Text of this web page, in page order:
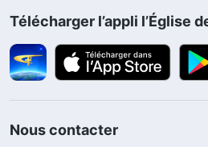
Télécharger l’appli l’Église
Nous contacter